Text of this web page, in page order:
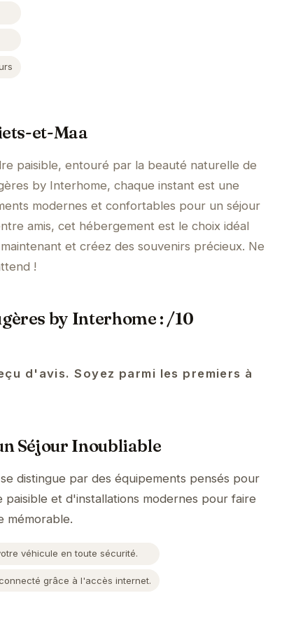
et-Maa
paisible, entouré par la beauté naturelle de
by Interhome, chaque instant est une
modernes et confortables pour un séjour
amis, cet hébergement est le choix idéal
et créez des souvenirs précieux. Ne
!
by Interhome : /10
d'avis. Soyez parmi les premiers à
Séjour Inoubliable
distingue par des équipements pensés pour
et d'installations modernes pour faire
mémorable.
véhicule en toute sécurité.
grâce à l'accès internet.